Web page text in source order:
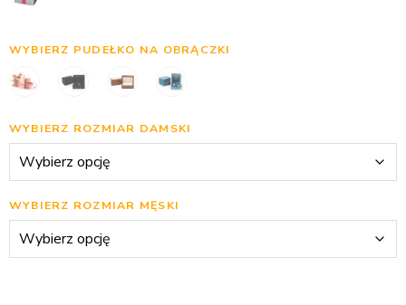
WYBIERZ PUDEŁKO NA OBRĄCZKI
WYBIERZ ROZMIAR DAMSKI
WYBIERZ ROZMIAR MĘSKI